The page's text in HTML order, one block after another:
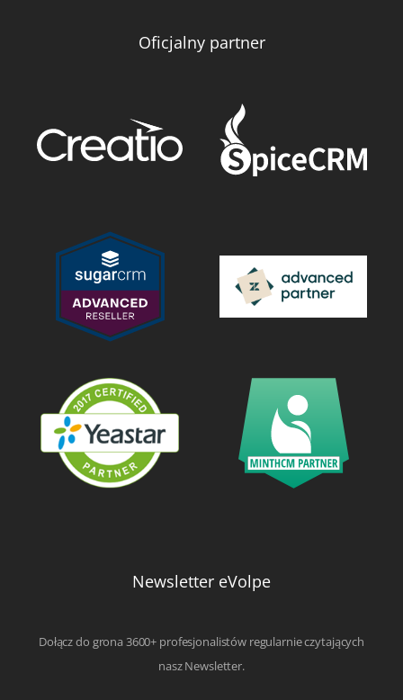
Oficjalny partner
Newsletter eVolpe
Dołącz do grona 3600+ profesjonalistów regularnie czytających
nasz Newsletter.